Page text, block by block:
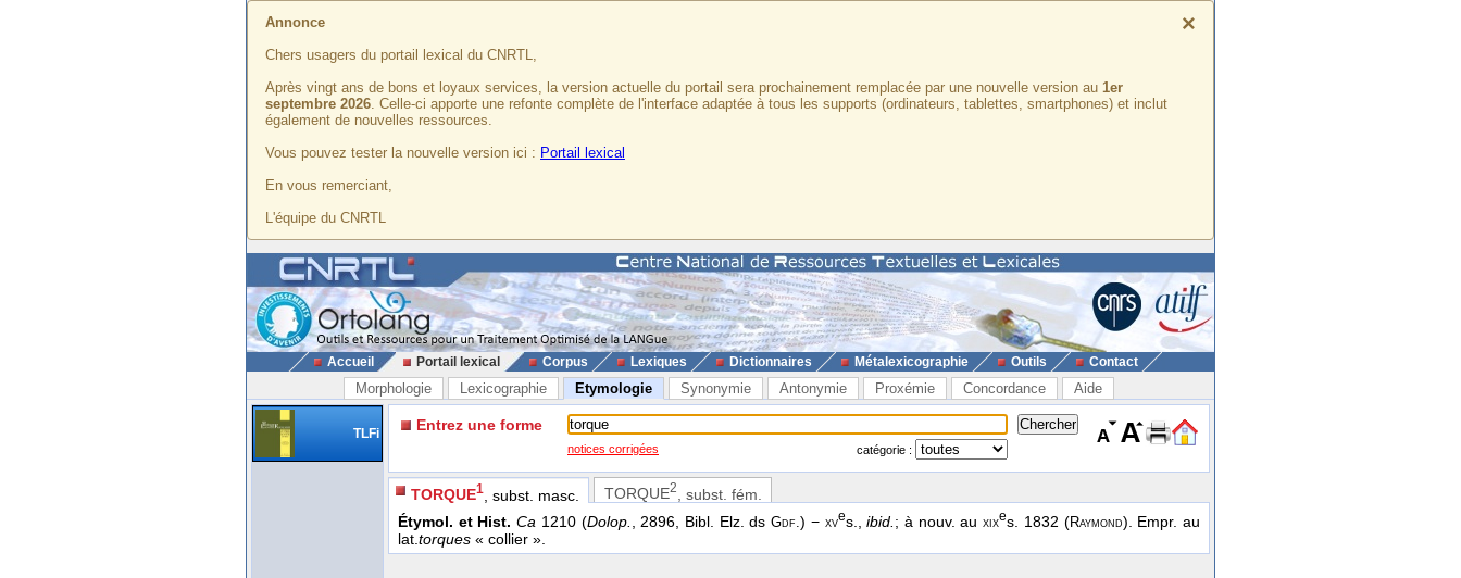
×
Annonce
Chers usagers du portail lexical du CNRTL,
Après vingt ans de bons et loyaux services, la version actuelle du portail sera prochainement remplacée par une nouvelle version au 1er
septembre 2026. Celle-ci apporte une refonte complète de l'interface adaptée à tous les supports (ordinateurs, tablettes, smartphones) et inclut
également de nouvelles ressources.
Vous pouvez tester la nouvelle version ici : Portail lexical
En vous remerciant,
L'équipe du CNRTL
Accueil Portail lexical Corpus Lexiques Dictionnaires Métalexicographie Outils Contact
Morphologie Lexicographie Etymologie Synonymie Antonymie Proxémie Concordance Aide
TLFi Entrez une forme
notices corrigées catégorie :
TORQUE1 , subst. masc. TORQUE2
, subst. fém.
Étymol. et Hist.Ca 1210 (Dolop. , 2896, Bibl. Elz. dsGdf.) − xves.,ibid. ; à nouv. auxixes. 1832 (Raymond). Empr. au
lat. torques « collier ».